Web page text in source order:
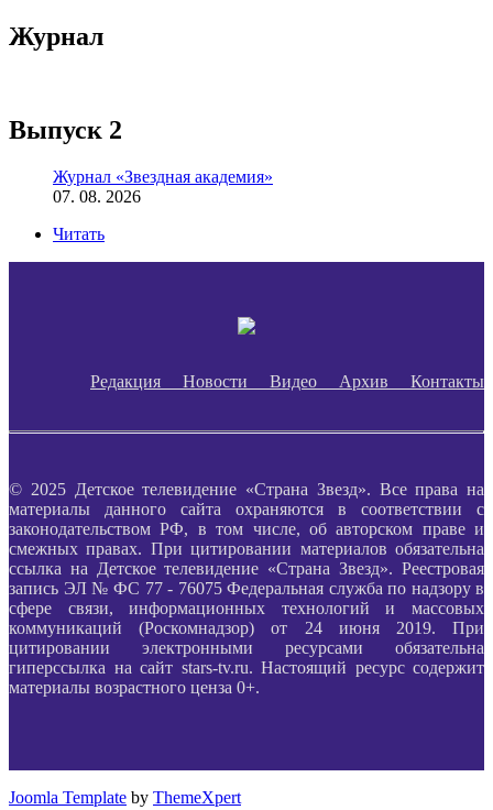
Журнал
Выпуск 2
Журнал «Звездная академия»
07. 08. 2026
Читать
Редакция Новости Видео Архив Контакты
© 2025 Детское телевидение «Страна Звезд». Все права на
материалы данного сайта охраняются в соответствии с
законодательством РФ, в том числе, об авторском праве и
смежных правах. При цитировании материалов обязательна
ссылка на Детское телевидение «Страна Звезд». Реестровая
запись ЭЛ № ФС 77 - 76075 Федеральная служба по надзору в
сфере связи, информационных технологий и массовых
коммуникаций (Роскомнадзор) от 24 июня 2019. При
цитировании электронными ресурсами обязательна
гиперссылка на сайт stars-tv.ru. Настоящий ресурс содержит
материалы возрастного ценза 0+.
Joomla Template by ThemeXpert